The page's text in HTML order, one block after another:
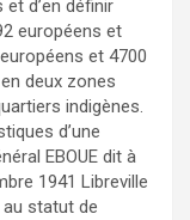
d’en définir
européens et
et 4700
deux zones
indigènes.
d’une
EBOUE dit à
1941 Libreville
statut de